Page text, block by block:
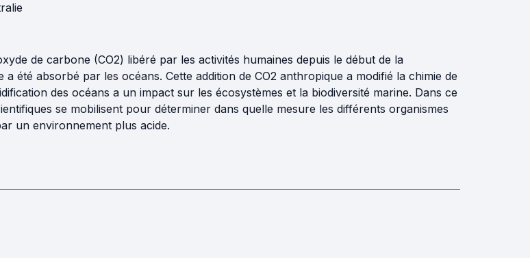
de carbone (CO2) libéré par les activités humaines depuis le début de la
a été absorbé par les océans. Cette addition de CO2 anthropique a modifié la chimie de
des océans a un impact sur les écosystèmes et la biodiversité marine. Dans ce
se mobilisent pour déterminer dans quelle mesure les différents organismes
un environnement plus acide.